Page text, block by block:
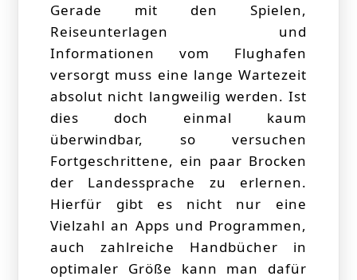
Gerade mit den Spielen,
Reiseunterlagen und
Informationen vom Flughafen
versorgt muss eine lange Wartezeit
absolut nicht langweilig werden. Ist
dies doch einmal kaum
überwindbar, so versuchen
Fortgeschrittene, ein paar Brocken
der Landessprache zu erlernen.
Hierfür gibt es nicht nur eine
Vielzahl an Apps und Programmen,
auch zahlreiche Handbücher in
optimaler Größe kann man dafür